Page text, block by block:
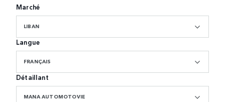
Marché
LIBAN
Langue
FRANÇAIS
Détaillant
MANA AUTOMOTOVIE